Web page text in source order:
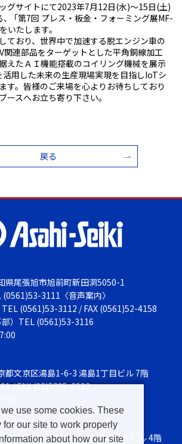
グサイトにて2023年7月12日(水)～15日(土)
｢第7回 プレス・板金・フォーミング展MF-
いたします。
ており、世界中で加速する脱エンジン車の
関連部品をターゲットとした平角銅線加工
えたＡＩ機能搭載のコイリング機械を展示
活用した未来の生産現場実現を目指しIoTシ
す。皆様のご来場を心よりお待ちしており
ースへお立ち寄り下さい。
戻る
県尾張旭市旭前町新田洞5050-1
(0561)53-3111 〈音声案内〉
TEL (0561)53-3112 / FAX (0561)52-4158
部）TEL (0561)53-3116
都文京区湯島1-6-3 湯島1丁目ビル 7階
/ FAX (03)5805-6992
府吹田市江坂町1-13-41 江坂ＮＫビル 4階
use some cookies. These
for our site to work properly
about how our site